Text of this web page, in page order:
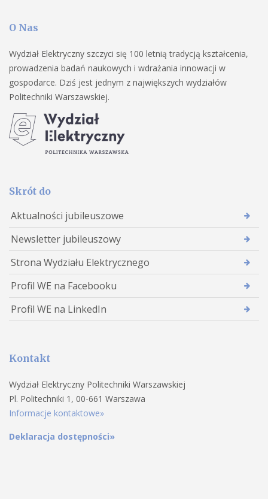
O Nas
Wydział Elektryczny szczyci się 100 letnią tradycją kształcenia,
prowadzenia badań naukowych i wdrażania innowacji w
gospodarce. Dziś jest jednym z największych wydziałów
Politechniki Warszawskiej.
Skrót do
Aktualności jubileuszowe
Newsletter jubileuszowy
Strona Wydziału Elektrycznego
Profil WE na Facebooku
Profil WE na LinkedIn
Kontakt
Wydział Elektryczny Politechniki Warszawskiej
Pl. Politechniki 1, 00-661 Warszawa
Informacje kontaktowe»
Deklaracja dostępności»